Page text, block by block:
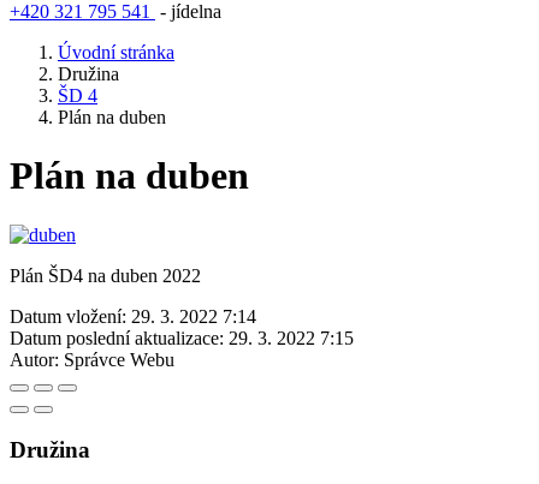
+420 321 795 541
- jídelna
Úvodní stránka
Družina
ŠD 4
Plán na duben
Plán na duben
Plán ŠD4 na duben 2022
Datum vložení: 29. 3. 2022 7:14
Datum poslední aktualizace: 29. 3. 2022 7:15
Autor: Správce Webu
Družina